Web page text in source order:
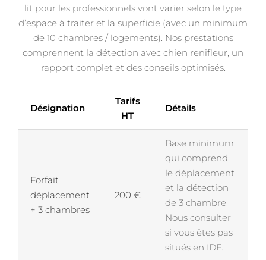
lit pour les professionnels vont varier selon le type
d’espace à traiter et la superficie (avec un minimum
de 10 chambres / logements). Nos prestations
comprennent la détection avec chien renifleur, un
rapport complet et des conseils optimisés.
Désignation
Tarifs
HT
Détails
Forfait
déplacement
+ 3 chambres
200 €
Base minimum
qui comprend
le déplacement
et la détection
de 3 chambre
Nous consulter
si vous êtes pas
situés en IDF.